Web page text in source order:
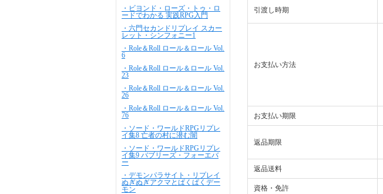
・ビヨンド・ローズ・トゥ・ロ
ードでわかる 実践RPG入門
・六門セカンドリプレイ スカー
レット・シンフォニー1
・Role＆Roll ロール＆ロール Vol.
6
・Role＆Roll ロール＆ロール Vol.
23
・Role＆Roll ロール＆ロール Vol.
26
・Role＆Roll ロール＆ロール Vol.
76
・ソード・ワールドRPGリプレ
イ集8 亡者の村に潜む闇
・ソード・ワールドRPGリプレ
イ集9 バブリーズ・フォーエバ
ー
・デモンパラサイト・リプレイ
ぬぎぬぎアクマとぱくぱくデー
モン
引渡し時期
お支払い方法
お支払い期限
返品期限
返品送料
資格・免許